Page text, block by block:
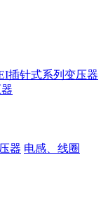
插针式系列变压器
器 电感、线圈